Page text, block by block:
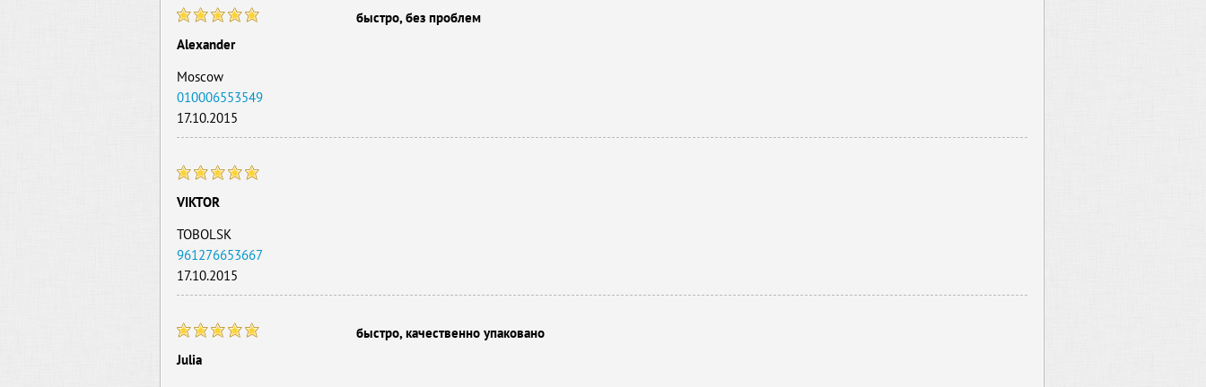
Alexander
Moscow
010006553549
17.10.2015
быстро, без проблем
VIKTOR
TOBOLSK
961276653667
17.10.2015
Julia
быстро, качественно упаковано